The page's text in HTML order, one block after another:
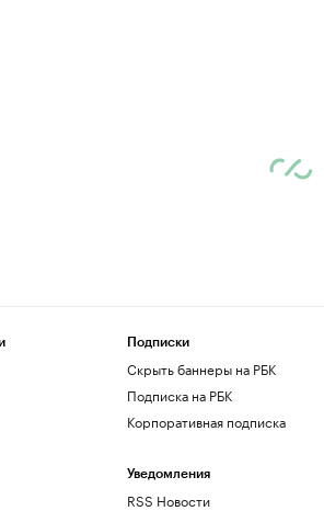
Подписки
Скрыть баннеры на РБК
Подписка на РБК
Корпоративная подписка
Уведомления
RSS Новости